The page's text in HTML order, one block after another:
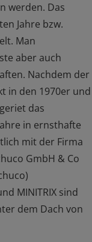
werden. Das
Jahre bzw.
Man
aber auch
Nachdem der
in den 1970er und
das
in ernsthafte
mit der Firma
GmbH & Co
MINITRIX sind
dem Dach von